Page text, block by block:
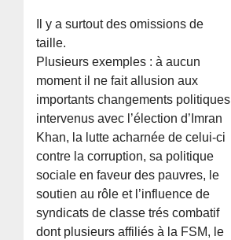
Il y a surtout des omissions de
taille.
Plusieurs exemples : à aucun
moment il ne fait allusion aux
importants changements politiques
intervenus avec l’élection d’Imran
Khan, la lutte acharnée de celui-ci
contre la corruption, sa politique
sociale en faveur des pauvres, le
soutien au rôle et l’influence de
syndicats de classe trés combatif
dont plusieurs affiliés à la FSM, le